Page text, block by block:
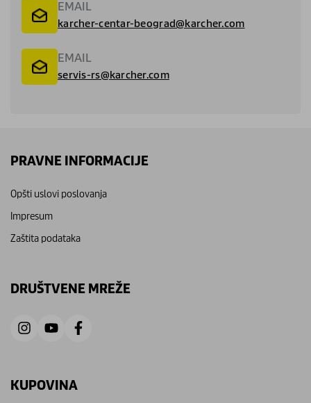
EMAIL
karcher-centar-beograd@karcher.com
EMAIL
servis-rs@karcher.com
PRAVNE INFORMACIJE
Opšti uslovi poslovanja
Impresum
Zaštita podataka
DRUŠTVENE MREŽE
KUPOVINA